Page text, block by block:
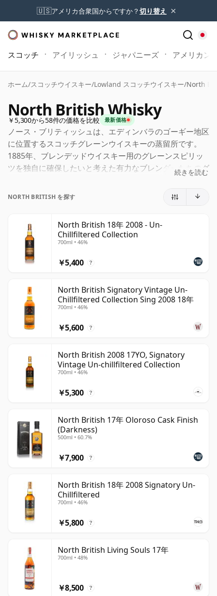
🇺🇸アメリカ合衆国からですか？切り替え ×
スコッチ アイリッシュ ジャパニーズ アメリカン
ホーム/スコッチウイスキー/Lowland スコッチウイスキー/North
North British Whisky
￥5,300から58件の価格を比較 最新価格
ノース・ブリティッシュは、エディンバラのゴーギー地区
に位置するスコッチグレーンウイスキーの蒸留所です。
1885年、ブレンデッドウイスキー用のグレーンスピリッ
ツを独自に確保したいと考えた有力なブレンダーたちのグ
代表するグレーンウイスキーの主要生産者のひとつであ
この蒸留所はロージアン・ディスティラーズが所有してお
り、同社はディアジオとエドリントンによる合弁会社で
す。生産されるウイスキーは主にブレンド用途を目的とし
ィ、甘み、バランスをブレンデッドウイスキーにもたらし
ます。ノース・ブリティッシュは主要なブレンデッドスコ
ッチブランドと深く結びついており、その生産量はスコッ
チウイスキー業界全体の構造において重要な役割を担って
います。
シングルグレーンウイスキーとしてのノース・ブリティッ
シュは、インディペンデントボトラーによるボトリングを
通じて目にすることが多く、熟成年数の長いリリースが頻
繁に見られます。こうしたウイスキーは、長期熟成された
ます。バニラ、ココナッツ、トフィー、シリアルの甘み、
穏やかなスパイス、磨き上げられたオークといった特徴が
あり、長期熟成のものではキャラメル、ドライフルーツ、
ワックス、繊細なウッドタンニンといったより豊かなノー
トが現れてきます。
ノース・ブリティッシュは、訪問者向けの演出や知名度の
高いシングルモルトブランディングを中心に据えた蒸留所
ではありません。その魅力は、グレーンウイスキーそのも
のが持つ静かな重要性にあります。多くの著名なスコッチ
味わいを見せることがあるのです。
続きを読む
NORTH BRITISH を探す
North British 18年 2008 - Un-
Chillfiltered Collection
700ml • 46%
￥5,400 ?
North British Signatory Vintage Un-
Chillfiltered Collection Sing 2008 18年
700ml • 46%
￥5,600 ?
North British 2008 17YO, Signatory
Vintage Un-chillfiltered Collection
700ml • 46%
￥5,300 ?
North British 17年 Oloroso Cask Finish
(Darkness)
500ml • 60.7%
￥7,900 ?
North British 18年 2008 Signatory Un-
Chillfiltered
700ml • 46%
￥5,800 ?
North British Living Souls 17年
700ml • 48%
￥8,500 ?